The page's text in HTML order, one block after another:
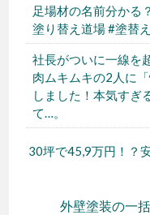
足場材の名前分かる
塗り替え道場 #塗替
社長がついに一線を
肉ムキムキの2人に
しました！本気すぎ
て…。
30坪で45,9万円！？
外壁塗装の一